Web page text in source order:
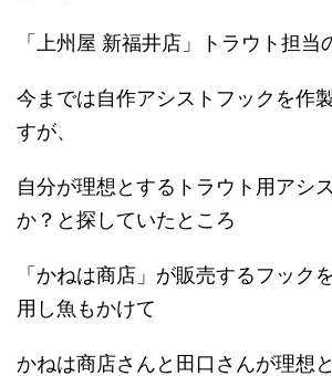
「上州屋 新福井店」トラウト担当
今までは自作アシストフックを作
すが、
自分が理想とするトラウト用アシ
か？と探していたところ
「かねは商店」が販売するフック
用し魚もかけて
かねは商店さんと田口さんが理想